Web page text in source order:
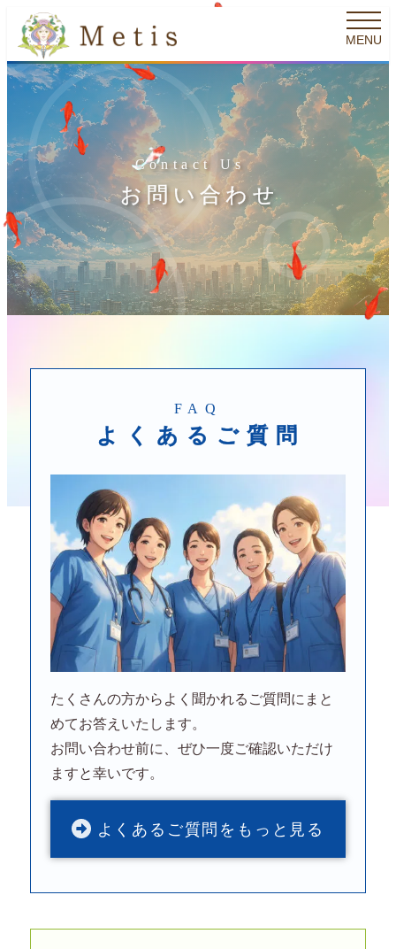
イ
ン
ン
テ
ツ
へ
移
MENU
Contact Us
お問い合わせ
FAQ
よくあるご質 問
たくさんの方からよく聞かれるご質問にまと
めてお答えいたします。
お問い合わせ前に、ぜひ一度ご確認いただけ
ますと幸いです。
よくあるご質問をもっと見る